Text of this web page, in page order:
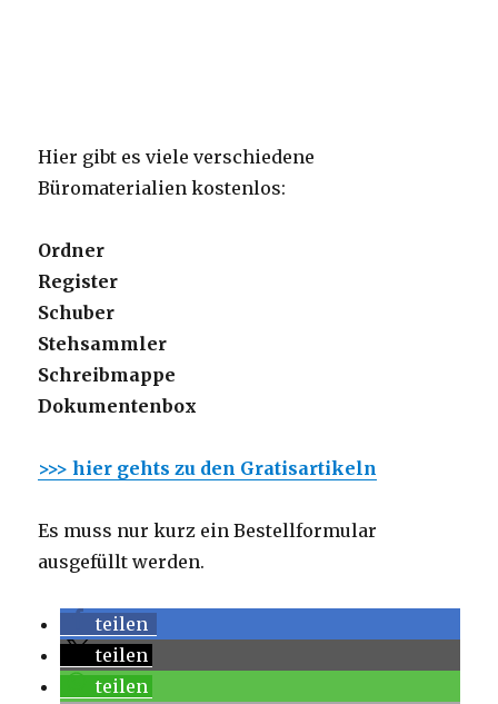
Hier gibt es viele verschiedene
Büromaterialien kostenlos:
Ordner
Register
Schuber
Stehsammler
Schreibmappe
Dokumentenbox
>>> hier gehts zu den Gratisartikeln
Es muss nur kurz ein Bestellformular
ausgefüllt werden.
teilen
teilen
teilen